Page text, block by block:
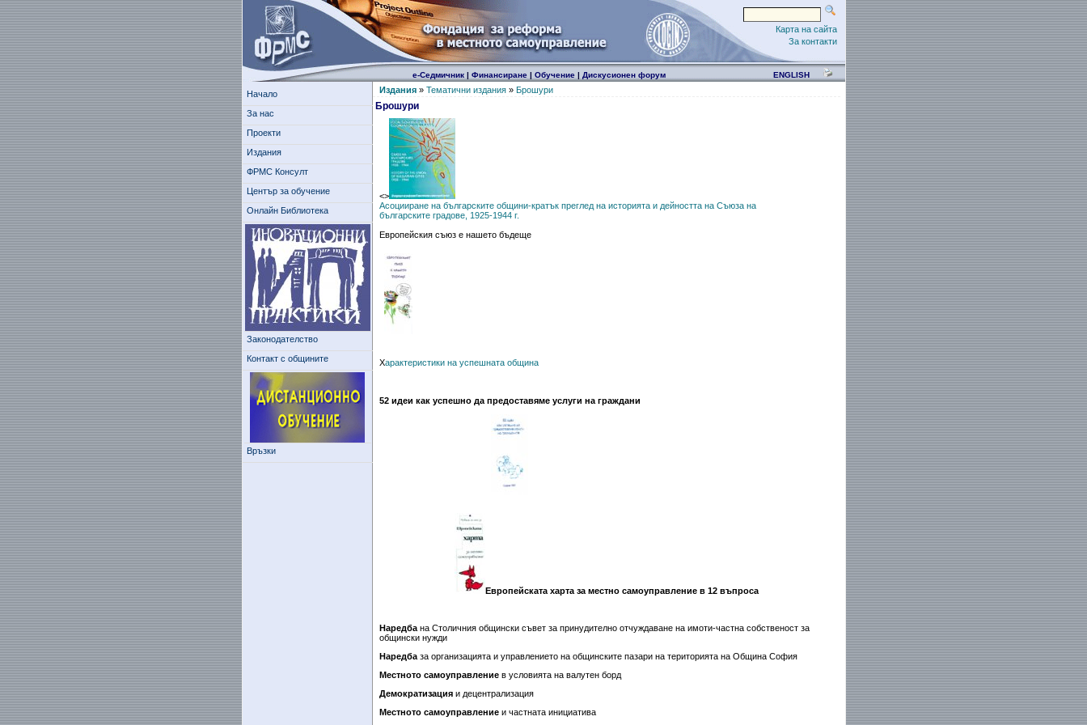
Карта на сайта
За контакти
е-Седмичник| Финансиране| Обучение| Дискусионен форум ENGLISH
Начало
За нас
Проекти
Издания
ФРМС Консулт
Център за обучение
Онлайн Библиотека
Законодателство
Контакт с общините
Връзки
Издания» Тематични издания» Брошури
Брошури
<>
Асоцииране на българските общини-кратък преглед на историята и дейността на Съюза на
българските градове, 1925-1944 г.
Европейския съюз е нашето бъдеще
Характеристики на успешната община
52 идеи как успешно да предоставяме услуги на граждани
Европейската харта за местно самоуправление в 12 въпроса
Наредбана Столичния общински съвет за принудително отчуждаване на имоти-частна собственост за
общински нужди
Наредбаза организацията и управлението на общинските пазари на територията на Община София
Местното самоуправлениев условията на валутен борд
Демократизацияи децентрализация
Местното самоуправлениеи частната инициатива